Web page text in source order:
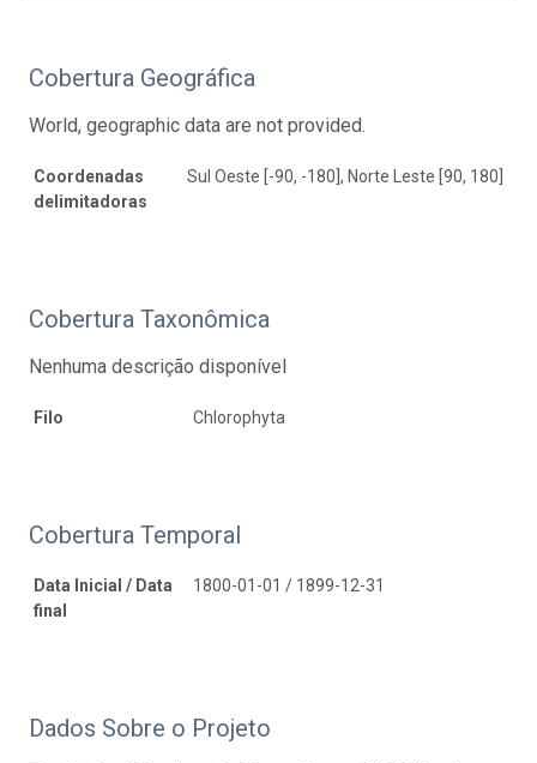
Cobertura Geográfica
World, geographic data are not provided.
Coordenadas
delimitadoras
Sul Oeste [-90, -180], Norte Leste [90, 180]
Cobertura Taxonômica
Nenhuma descrição disponível
Filo Chlorophyta
Cobertura Temporal
Data Inicial / Data
final
1800-01-01 / 1899-12-31
Dados Sobre o Projeto